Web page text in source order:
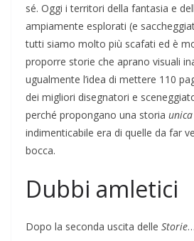
sé. Oggi i territori della fantasia e
ampiamente esplorati (e
tutti siamo molto più scafati ed è
proporre storie che aprano visuali
ugualmente l’idea di mettere 110
dei migliori disegnatori e
perché propongano una storia unica
indimenticabile era di quelle da far
bocca.
Dubbi amletici
Dopo la seconda uscita delle Storie